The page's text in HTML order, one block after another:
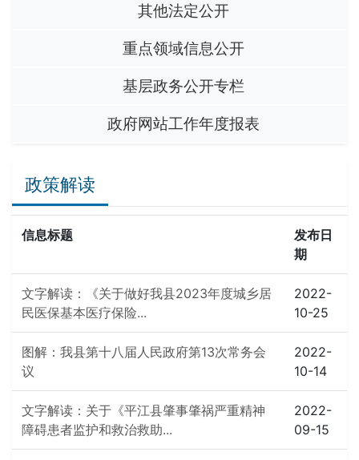
其他法定公开
重点领域信息公开
基层政务公开专栏
政府网站工作年度报表
政策解读
信息标题
发布日
期
文字解读：《关于做好我县2023年度城乡居
民医保基本医疗保险...
2022-
10-25
图解：我县第十八届人民政府第13次常务会
议
2022-
10-14
文字解读：关于《平江县肇事肇祸严重精神
障碍患者监护和救治救助...
2022-
09-15